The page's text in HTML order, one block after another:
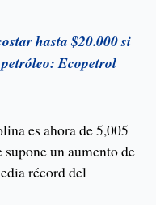
hasta $20.000 si
Ecopetrol
es ahora de 5,005
un aumento de
récord del